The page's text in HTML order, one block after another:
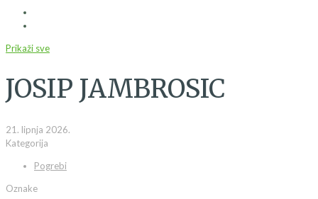
Prikaži sve
JOSIP JAMBROSIC
21. lipnja 2026.
Kategorija
Pogrebi
Oznake